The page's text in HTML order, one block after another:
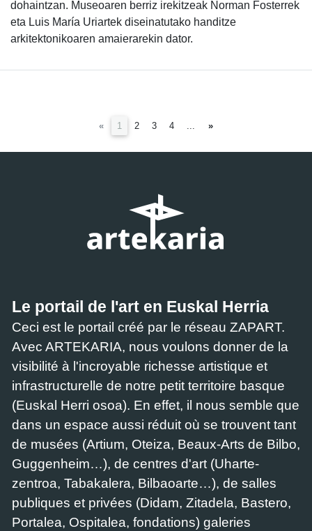
dohaintzan. Museoaren berriz irekitzeak Norman Fosterrek
eta Luis María Uriartek diseinatutako handitze
arkitektonikoaren amaierarekin dator.
« 1 (current)
2 3 4 »
Le portail de l'art en Euskal Herria
Ceci est le portail créé par le réseau ZAPART.
Avec ARTEKARIA, nous voulons donner de la
visibilité à l'incroyable richesse artistique et
infrastructurelle de notre petit territoire basque
(Euskal Herri osoa). En effet, il nous semble que
dans un espace aussi réduit où se trouvent tant
de musées (Artium, Oteiza, Beaux-Arts de Bilbo,
Guggenheim…), de centres d'art (Uharte-
zentroa, Tabakalera, Bilbaoarte…), de salles
publiques et privées (Didam, Zitadela, Bastero,
Portalea, Ospitalea, fondations) galeries